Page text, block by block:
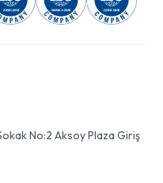
No:2 Aksoy Plaza Giriş